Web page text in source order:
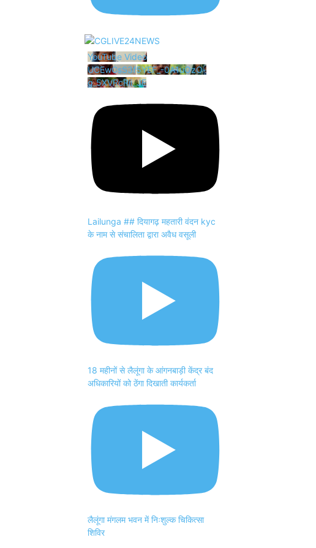
YouTube Video
UCEwCsS3f5YEF_-0A1uOzO-
g_5XVRcRii_JE
Lailunga ## दियागढ़ महतारी वंदन kyc
के नाम से संचालिता द्वारा अवैध वसूली
18 महीनों से लैलूंगा के आंगनबाड़ी केंद्र बंद
अधिकारियों को ठेंगा दिखाती कार्यकर्ता
लैलूंगा मंगलम भवन में निःशुल्क चिकित्सा
शिविर